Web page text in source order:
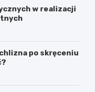
w realizacji
po skręceniu